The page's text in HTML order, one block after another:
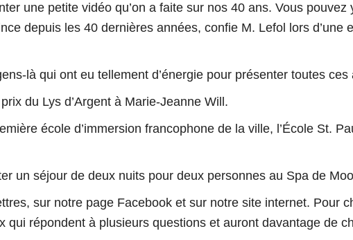
une petite vidéo qu’on a faite sur nos 40 ans. Vous
depuis les 40 dernières années, confie M. Lefol lors d’une
là qui ont eu tellement d’énergie pour présenter toutes ces
du Lys d’Argent à Marie-Jeanne Will.
école d’immersion francophone de la ville, l’École St.
un séjour de deux nuits pour deux personnes au Spa de
sur notre page Facebook et sur notre site internet. Pour
répondent à plusieurs questions et auront davantage de